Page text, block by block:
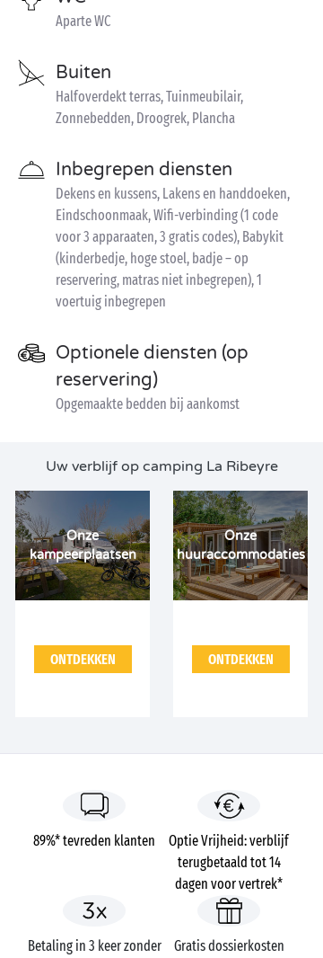
Aparte WC
Buiten
Halfoverdekt terras, Tuinmeubilair,
Zonnebedden, Droogrek, Plancha
Inbegrepen diensten
Dekens en kussens, Lakens en handdoeken,
Eindschoonmaak, Wifi-verbinding (1 code
voor 3 apparaaten, 3 gratis codes), Babykit
(kinderbedje, hoge stoel, badje – op
reservering, matras niet inbegrepen), 1
voertuig inbegrepen
Optionele diensten (op
reservering)
Opgemaakte bedden bij aankomst
Uw verblijf op camping La Ribeyre
Onze
kampeerplaatsen
ONTDEKKEN
Onze
huuraccommodaties
ONTDEKKEN
89%* tevreden klanten
Optie Vrijheid: verblijf
terugbetaald tot 14
dagen voor vertrek*
Betaling in 3 keer zonder
Gratis dossierkosten